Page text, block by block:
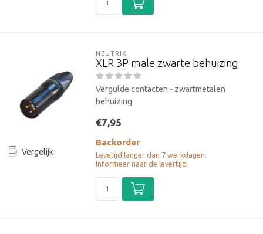
Vergelijk
NEUTRIK
XLR 3P male zwarte behuizing
Vergulde contacten - zwartmetalen
behuizing
€7,95
Backorder
Levetijd langer dan 7 werkdagen.
Informeer naar de levertijd